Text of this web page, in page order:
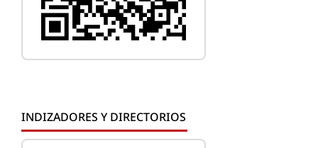
INDIZADORES Y DIRECTORIOS